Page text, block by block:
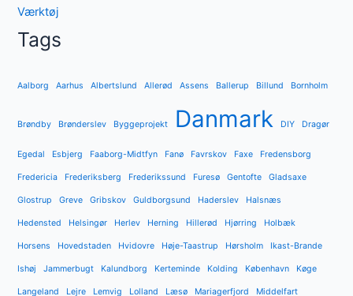
Værktøj
Tags
Aalborg Aarhus Albertslund Allerød Assens Ballerup Billund Bornholm
Brøndby Brønderslev Byggeprojekt Danmark DIY Dragør
Egedal Esbjerg Faaborg-Midtfyn Fanø Favrskov Faxe Fredensborg
Fredericia Frederiksberg Frederikssund Furesø Gentofte Gladsaxe
Glostrup Greve Gribskov Guldborgsund Haderslev Halsnæs
Hedensted Helsingør Herlev Herning Hillerød Hjørring Holbæk
Horsens Hovedstaden Hvidovre Høje-Taastrup Hørsholm Ikast-Brande
Ishøj Jammerbugt Kalundborg Kerteminde Kolding København Køge
Langeland Lejre Lemvig Lolland Læsø Mariagerfjord Middelfart